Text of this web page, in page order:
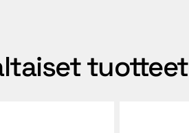
tuotteet